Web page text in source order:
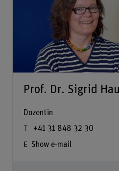
Prof. Dr. Sigrid
Dozentin
+41 31 848 32 30
Show e-mail